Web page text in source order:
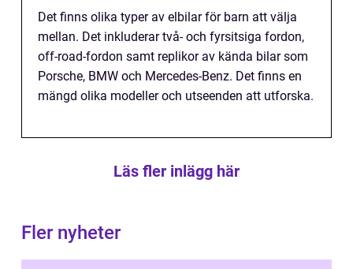
Det finns olika typer av elbilar för barn att välja
mellan. Det inkluderar två- och fyrsitsiga fordon,
off-road-fordon samt replikor av kända bilar som
Porsche, BMW och Mercedes-Benz. Det finns en
mängd olika modeller och utseenden att utforska.
Läs fler inlägg här
Fler nyheter